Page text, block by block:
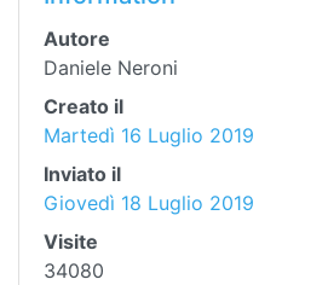
Autore
Daniele Neroni
Creato il
Martedì 16 Luglio 2019
Inviato il
Giovedì 18 Luglio 2019
Visite
34080